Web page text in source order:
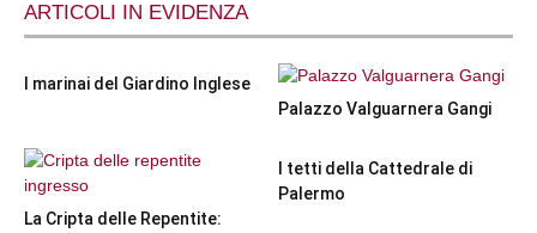
ARTICOLI IN EVIDENZA
I marinai del Giardino Inglese
Palazzo Valguarnera Gangi
La Cripta delle Repentite:
I tetti della Cattedrale di
Palermo